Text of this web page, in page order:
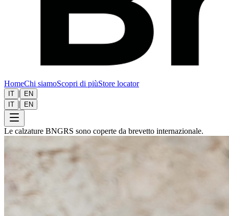
HomeChi siamoScopri di piùStore locator
IT |
EN
IT | EN
Le calzature BNGRS sono coperte da brevetto internazionale.